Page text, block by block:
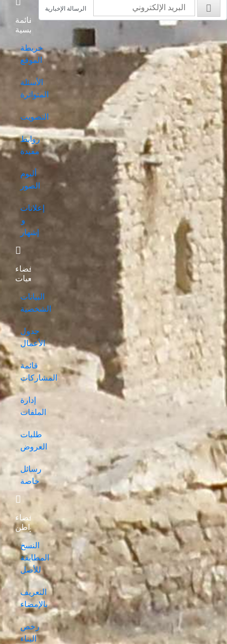
الرسالة الإخبارية
القائمة
الرئيسية
خريطة
الموقع
الأسئلة
المتواترة
التصويت
روابط
مفيدة
ألبوم
الصور
إعلانات
و
إشهار
فضاء
الجمعيات
البيانات
الشخصية
جدول
الأعمال
قائمة
المشاركات
إدارة
الملفات
طلبات
العروض
رسائل
خاصة
فضاء
المواطن
النسخ
المطابقة
للأصل
التعريف
بالإمضاء
رخص
البناء